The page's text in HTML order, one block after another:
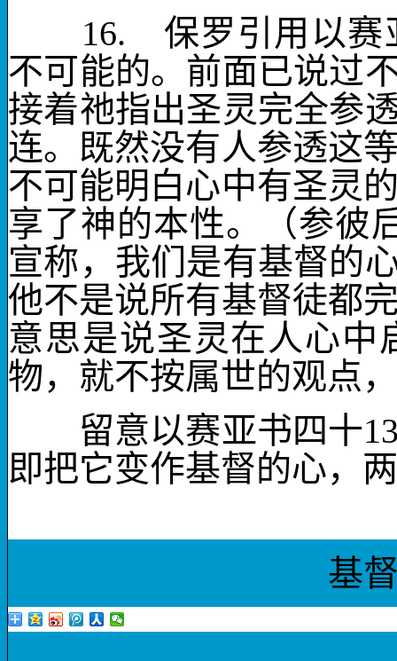
16. 保罗引用以赛
不可能的。前面已说过
接着祂指出圣灵完全参
连。既然没有人参透这
不可能明白心中有圣灵
享了神的本性。（参彼
宣称，我们是有基督的
他不是说所有基督徒都
意思是说圣灵在人心中
物，就不按属世的观点
留意以赛亚书四十
即把它变作基督的心，
基